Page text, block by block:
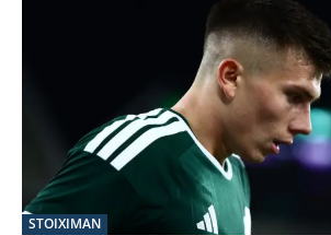
STOIXIMAN